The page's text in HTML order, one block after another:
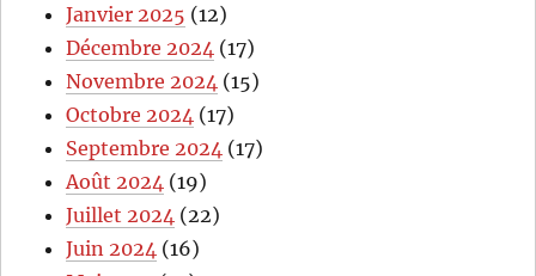
Janvier 2025 (12)
Décembre 2024 (17)
Novembre 2024 (15)
Octobre 2024 (17)
Septembre 2024 (17)
Août 2024 (19)
Juillet 2024 (22)
Juin 2024 (16)